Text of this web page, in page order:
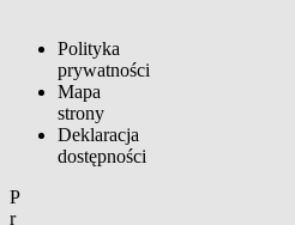
Polityka
prywatności
Mapa
strony
Deklaracja
dostępności
P
r